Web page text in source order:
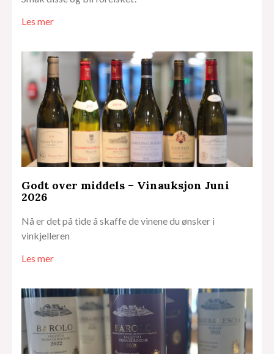
Les mer
Godt over middels – Vinauksjon Juni
2026
Nå er det på tide å skaffe de vinene du ønsker i
vinkjelleren
Les mer